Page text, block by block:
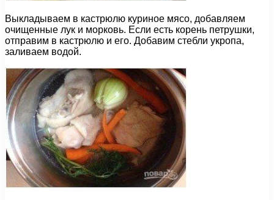
Выкладываем в кастрюлю куриное мясо, добавляем
очищенные лук и морковь. Если есть корень петрушки,
отправим в кастрюлю и его. Добавим стебли укропа,
заливаем водой.